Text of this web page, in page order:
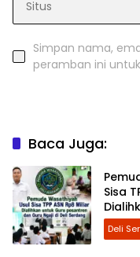
Simpan nama,
peramban ini
Baca Juga:
Sisa
Guru
Deli